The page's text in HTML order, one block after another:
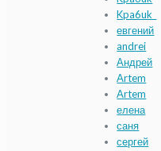
Kpa6uk_
евгений
andrei
Андрей
Artem
Artem
елена
саня
сергей